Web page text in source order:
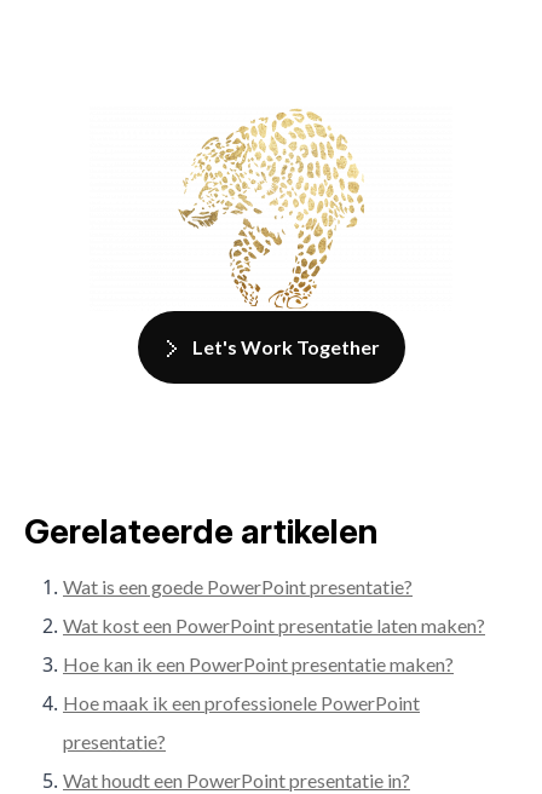
Let's Work Together
Gerelateerde artikelen
Wat is een goede PowerPoint presentatie?
Wat kost een PowerPoint presentatie laten maken?
Hoe kan ik een PowerPoint presentatie maken?
Hoe maak ik een professionele PowerPoint
presentatie?
Wat houdt een PowerPoint presentatie in?